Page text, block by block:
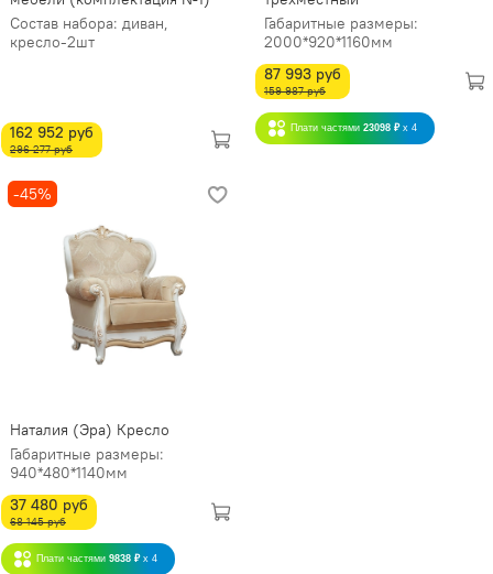
Состав набора: диван,
кресло-2шт
162 952 руб
296 277 руб
Габаритные размеры:
2000*920*1160мм
87 993 руб
159 987 руб
Плати частями 23098 ₽ x 4
-45%
Наталия (Эра) Кресло
Габаритные размеры:
940*480*1140мм
37 480 руб
68 145 руб
Плати частями 9838 ₽ x 4